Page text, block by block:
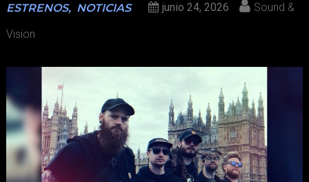
ESTRENOS, NOTICIAS junio 24, 2026 Sound &
Vision